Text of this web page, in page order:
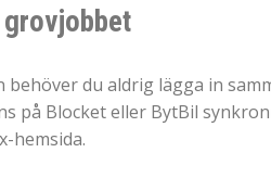
du aldrig lägga in
på Blocket eller BytBil
hemsida.